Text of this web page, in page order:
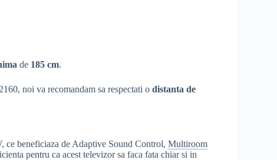
de 185 cm.
noi va recomandam sa respectati odistanta de
ce beneficiaza de Adaptive Sound Control,Multiroom
pentru ca acest televizor sa faca fata chiar si in